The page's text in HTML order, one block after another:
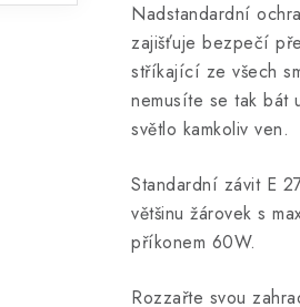
Nadstandardní
zajišťuje bezpečí
stříkající ze všech
nemusíte se tak bát
světlo kamkoliv ven.
Standardní závit E
většinu žárovek s
příkonem 60W.
Rozzařte svou